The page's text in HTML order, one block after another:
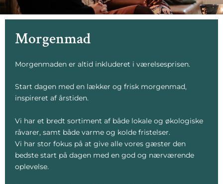
Morgenmad​
Morgenmaden er altid inkluderet i værelsesprisen.
Start dagen med en lækker og frisk morgenmad,
inspireret af årstiden.
Vi har et bredt sortiment af både lokale og økologiske
råvarer, samt både varme og kolde fristelser.
Vi har stor fokus på at give alle vores gæster den
bedste start på dagen med en god og nærværende
oplevelse.